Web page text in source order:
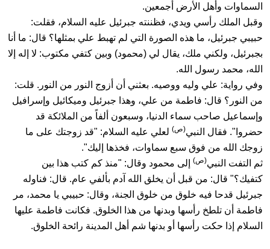
السماوات وأهل الأرض أجمعين.
وقبل الملك رأسي ويدي، فظننته جبرئيل عليه السلام، فقلت:
حبيبي جبرئيل، ما هذه الصورة التي لم تهبط علي بمثلها؟ قال: ما أنا
بجبرئيل، ولكني ملك، يقال لي (محمود) وبين كتفي مكتوب: لا إله إلا
الله، محمد رسول الله.
وفي رواية: علي وليه ووصيه. بعثني أن أزوج النور من النور. قلت:
من النور؟ قال: فاطمة من علي، وهذا جبرئيل وميكائيل وإسرافيل
وإسماعيل صاحب سماء الدنيا، وسبعون ألفاً من الملائكة قد
حضروا". فقال النبي(ص) لعلي عليه السلام: "قد زوجتك على ما
زوجك الله من فوق سبع سماوات، فخذها إليك".
ثم التفت النبي(ص)
إلى محمود وقال: "منذ كم كتب هذا بين
كتفيك؟" قال: من قبل أن يخلق الله آدم بألفي عام. قال: فناوله
جبرئيل قدحا فيه خلوق من خلوق الجنة، وقال: حبيبي يا محمد، مر
فاطمة أن تلطخ رأسها وبدنها من هذا الخلوق. فكانت فاطمة عليها
السلام إذا حكت رأسها أو بدنها شم أهل المدينة رائحة الخلوق.